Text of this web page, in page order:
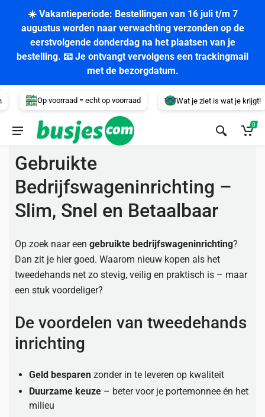
☀️ Vakantieperiode: Bestellingen van 16 juli t/m 7
augustus worden naar verwachting verzonden op de
eerstvolgende donderdag na het plaatsen van je
bestelling. 📧 Je ontvangt vervolgens een trackingmail
met de bezorgdatum.
Op voorraad = echt op voorraad Wat je ziet is wat je krijgt!
Voertuig
0
Gebruikte
Bedrijfswageninrichting –
Slim, Snel en Betaalbaar
Op zoek naar een gebruikte bedrijfswageninrichting?
Dan zit je hier goed. Waarom nieuw kopen als het
tweedehands net zo stevig, veilig en praktisch is – maar
een stuk voordeliger?
De voordelen van tweedehands
inrichting
Geld besparen zonder in te leveren op kwaliteit
Duurzame keuze – beter voor je portemonnee én het
milieu